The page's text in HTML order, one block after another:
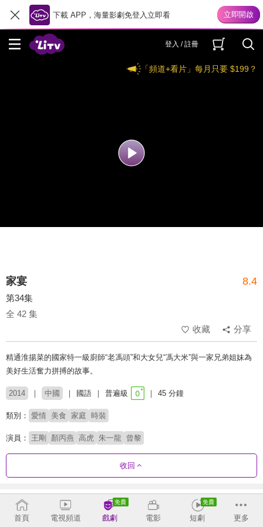
下載 APP，海量影劇免登入立即看
登入 / 註冊
「頻道+看片」每月只要 $199？
家宴 8.4
第34集
全 42 集
收藏
分享
精通淮揚菜的國家特一級廚師“老馮頭”和大女兒“馮大米”與一家兄弟姐妹為
美好生活奮力拼搏的故事。
2014 中國 國語 普遍級 45 分鐘
類別： 愛情 美食 家庭 時裝
演員： 王剛 顏丙燕 高虎 朱一龍 曾黎
收回
劇集列表 正序
1 - 36 37 - 42
首頁 電視頻道 戲劇 電影 短劇 更多